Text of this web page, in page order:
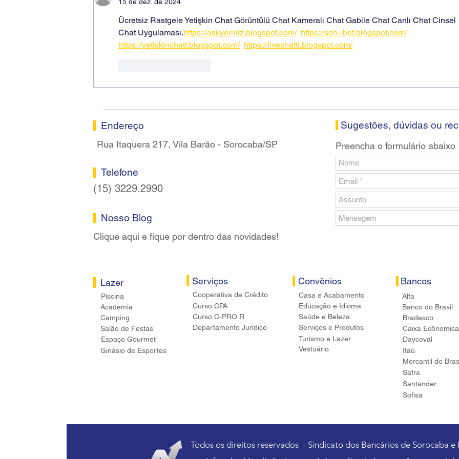
Sorocaba
15 de dez. de 2024
Ücretsiz Rastgele Yetişkin Chat Görüntülü Chat Kameralı Chat Gabile Chat Canlı Chat Cinsel
Chat Uygulaması.https://askyeriniz.blogspot.com/ https://soh--bet.blogspot.com/
https://yetiskinchatt.blogspot.com/ https://livechattt.blogspot.com/
Endereço
Rua Itaquera 217, Vila Barão - Sorocaba/SP
Telefone
(15) 3229.2990
Nosso Blog
Clique aqui e fique por dentro das novidades!
Lazer
Piscina
Academia
Camping
Salão de Festas
Espaço Gourmet
Ginásio de Esportes
Serviços
Cooperativa de Crédito
Curso CPA
Curso C-PRO R
Departamento Jurídico
Sugestões, dúvidas ou
Preencha o formulário abaixo
Convênios
Casa e Acabamento
Educação e Idioma
Saúde e Beleza
Serviços e Produtos
Turismo e Lazer
Vestuário
Bancos
Alfa
Banco do Brasil
Bradesco
Caixa
Daycoval
Itaú
Mercantil do
Safra
Santander
Sofisa
Todos os direitos reservados - Sindicato dos Bancários de Sorocaba